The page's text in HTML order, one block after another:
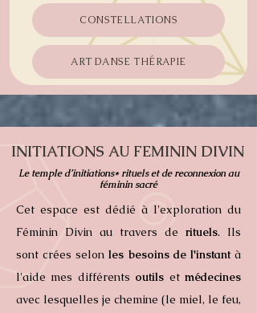
CONSTELLATIONS
ART DANSE THÉRAPIE
INITIATIONS AU FEMININ DIVIN
Le temple d’initiations* rituels et de reconnexion au
féminin sacré
Cet espace est dédié à l'exploration du
Féminin Divin au travers de rituels. Ils
sont crées selonles besoins de l'instantà
l'aide mes différents outils etmédecines
avec lesquelles je chemine (le miel, le feu,